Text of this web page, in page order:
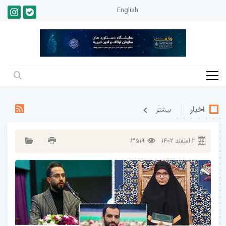
English
اخبار بيشتر
2 اسفند 1402
3519